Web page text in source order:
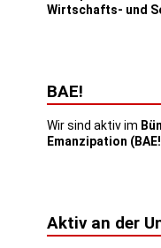
Wirtschafts- und
BAE!
Wir sind aktiv im
Emanzipation
Aktiv an der